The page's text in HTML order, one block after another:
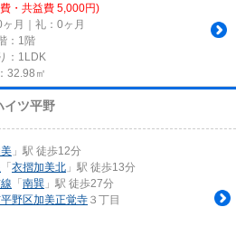
・共益費 5,000円)
ヶ月｜礼：0ヶ月
：1階
：1LDK
32.98㎡
イツ平野
」駅 徒歩12分
「衣摺加美北 」駅 徒歩13分
「南巽 」駅 徒歩27分
野区加美正覚寺 ３丁目